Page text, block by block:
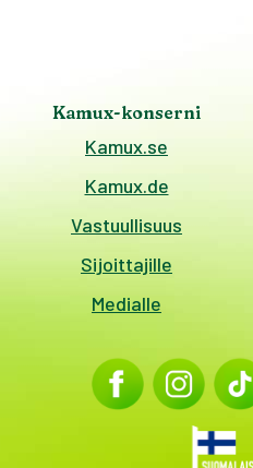
Kamux-konserni
Kamux.se
Kamux.de
Vastuullisuus
Sijoittajille
Medialle